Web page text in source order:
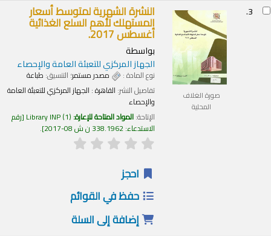
صورة الغلاف
المحلية
النشرة الشهرية لمتوسط أسعار
المستهلك لأهم السلع الغذائية
أغسطس 2017.
بواسطة
الجهاز المركزي للتعبئة العامة والإحصاء
نوع المادة : مصدر مستمر؛ التنسيق:طباعة
تفاصيل النشر:القاهرة : الجهاز المركزي للتعبئة العامة
والإحصاء
الإتاحة:المواد المتاحة للإعارة: Library INP(1)
رقم
الاستدعاء:338.1962 ن ش 08-2017 .
احجز
حفظ في القوائم
إضافة إلى السلة